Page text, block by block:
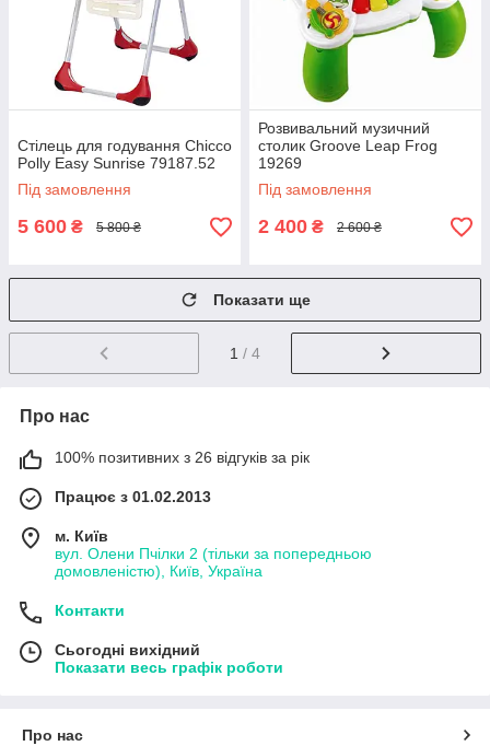
Стілець для годування Chicco
Polly Easy Sunrise 79187.52
Під замовлення
5 600 ₴ 5 800 ₴
Розвивальний музичний
столик Groove Leap Frog
19269
Під замовлення
2 400 ₴ 2 600 ₴
Показати ще
1 / 4
Про нас
100% позитивних з 26 відгуків за рік
Працює з 01.02.2013
м. Київ
вул. Олени Пчілки 2 (тільки за попередньою
домовленістю), Київ, Україна
Контакти
Сьогодні вихідний
Показати весь графік роботи
Про нас